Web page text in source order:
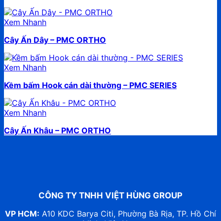
Xem Nhanh
Cây Ấn Dây – PMC ORTHO
Xem Nhanh
Kềm bấm Hook cán dài thường – PMC SERIES
Xem Nhanh
Cây Ấn Khâu – PMC ORTHO
CÔNG TY TNHH VIỆT HÙNG GROUP
VP HCM: A10 KDC Barya Citi, Phường Bà Rịa, TP. Hồ Chí